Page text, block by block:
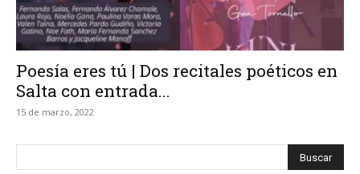
Poesía eres tú | Dos recitales poéticos en
Salta con entrada...
15 de marzo, 2022